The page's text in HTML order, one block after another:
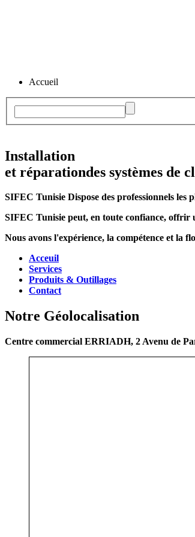
Accueil
Installation
et réparationdes systèmes de
SIFEC Tunisie Dispose des professionnels
SIFEC Tunisie peut, en toute confiance, offrir
Nous avons l'expérience, la compétence et la
Acceuil
Services
Produits & Outillages
Contact
Notre Géolocalisation
Centre commercial ERRIADH, 2 Avenu de